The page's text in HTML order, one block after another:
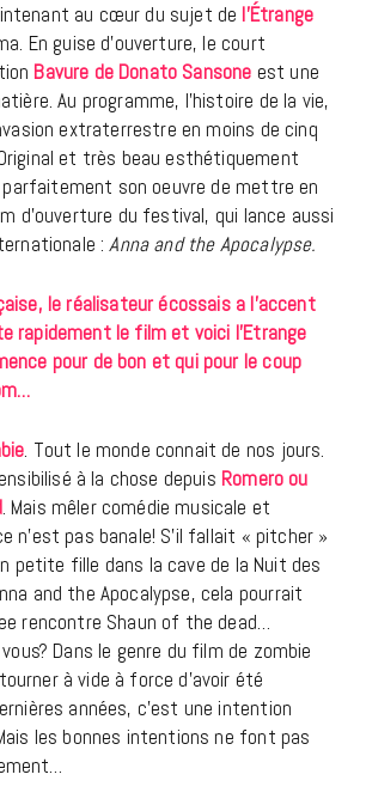
au cœur du sujet de l’Étrange
En guise d’ouverture, le court
Bavure de Donato Sansone est une
Au programme, l’histoire de la vie,
extraterrestre en moins de cinq
et très beau esthétiquement
son oeuvre de mettre en
d’ouverture du festival, qui lance aussi
:Anna and the Apocalypse.
le réalisateur écossais a l’accent
rapidement le film et voici l’Etrange
pour de bon et qui pour le coup
. Tout le monde connait de nos jours.
à la chose depuis Romero ou
. Mais mêler comédie musicale et
n’est pas banale! S’il fallait « pitcher »
petite fille dans la cave de la Nuit des
and the Apocalypse, cela pourrait
rencontre Shaun of the dead…
Dans le genre du film de zombie
à vide à force d’avoir été
années, c’est une intention
les bonnes intentions ne font pas